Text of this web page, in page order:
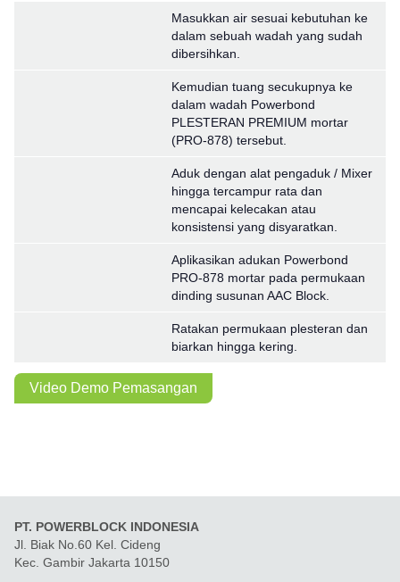
Masukkan air sesuai kebutuhan ke
dalam sebuah wadah yang sudah
dibersihkan.
Kemudian tuang secukupnya ke
dalam wadah Powerbond
PLESTERAN PREMIUM mortar
(PRO-878) tersebut.
Aduk dengan alat pengaduk / Mixer
hingga tercampur rata dan
mencapai kelecakan atau
konsistensi yang disyaratkan.
Aplikasikan adukan Powerbond
PRO-878 mortar pada permukaan
dinding susunan AAC Block.
Ratakan permukaan plesteran dan
biarkan hingga kering.
Video Demo Pemasangan
PT. POWERBLOCK INDONESIA
Jl. Biak No.60 Kel. Cideng
Kec. Gambir Jakarta 10150